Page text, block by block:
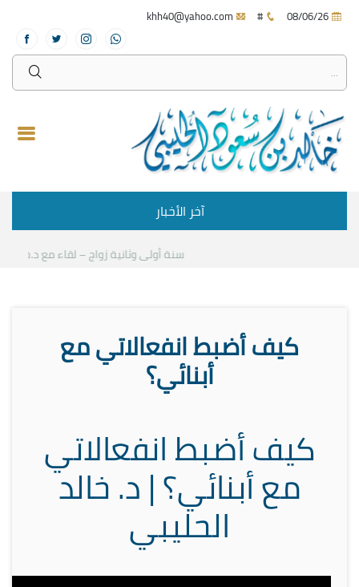
#
آخر الأخبار
سنة أولى وثانية زواج – لقاء مع د.خالد
كيف أضبط انفعالاتي مع
أبنائي؟
كيف أضبط انفعالاتي
مع أبنائي؟ | د. خالد
الحليبي